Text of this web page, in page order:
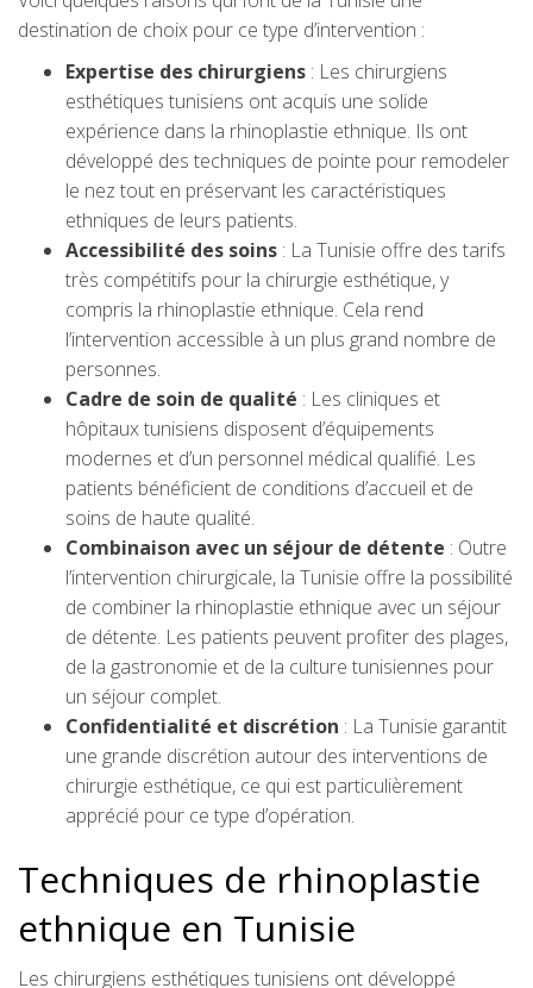
destination de choix pour ce type d’intervention :
Expertise des chirurgiens : Les chirurgiens
esthétiques tunisiens ont acquis une solide
expérience dans la rhinoplastie ethnique. Ils ont
développé des techniques de pointe pour remodeler
le nez tout en préservant les caractéristiques
ethniques de leurs patients.
Accessibilité des soins : La Tunisie offre des tarifs
très compétitifs pour la chirurgie esthétique, y
compris la rhinoplastie ethnique. Cela rend
l’intervention accessible à un plus grand nombre de
personnes.
Cadre de soin de qualité : Les cliniques et
hôpitaux tunisiens disposent d’équipements
modernes et d’un personnel médical qualifié. Les
patients bénéficient de conditions d’accueil et de
soins de haute qualité.
Combinaison avec un séjour de détente : Outre
l’intervention chirurgicale, la Tunisie offre la possibilité
de combiner la rhinoplastie ethnique avec un séjour
de détente. Les patients peuvent profiter des plages,
de la gastronomie et de la culture tunisiennes pour
un séjour complet.
Confidentialité et discrétion : La Tunisie garantit
une grande discrétion autour des interventions de
chirurgie esthétique, ce qui est particulièrement
apprécié pour ce type d’opération.
Techniques de rhinoplastie
ethnique en Tunisie
Les chirurgiens esthétiques tunisiens ont développé